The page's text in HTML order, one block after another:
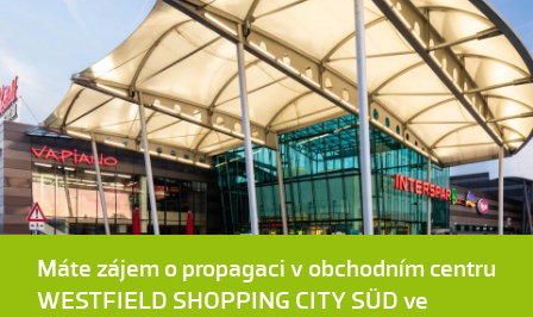
Máte zájem o propagaci v obchodním centru
WESTFIELD SHOPPING CITY SÜD ve